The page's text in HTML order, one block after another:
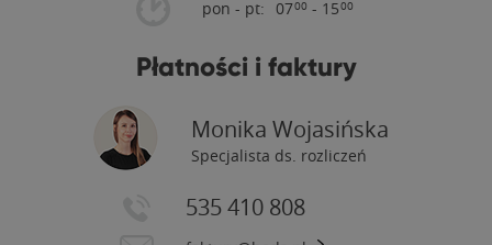
pon - pt: 0700 - 1500
Płatności i faktury
Monika Wojasińska
Specjalista ds. rozliczeń
535 410 808